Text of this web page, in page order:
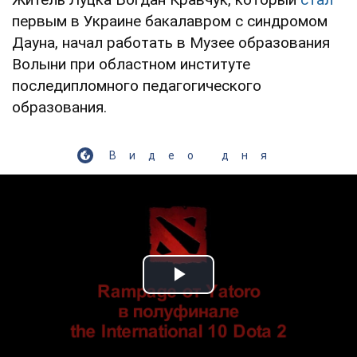
первым в Украине бакалавром с синдромом
Дауна, начал работать в Музее образования
Волыни при областном институте
последипломного педагогического
образования.
Видео дня
Play Video